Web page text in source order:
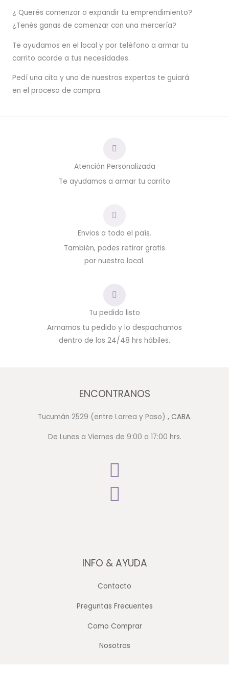
¿ Querés comenzar o expandir tu emprendimiento?
¿Tenés ganas de comenzar con una mercería?
Te ayudamos en el local y por teléfono a armar tu
carrito acorde a tus necesidades.
Pedí una cita y uno de nuestros expertos te guiará
en el proceso de compra.
Atención Personalizada
Te ayudamos a armar tu carrito
Envios a todo el país.
También, podes retirar gratis
por nuestro local.
Tu pedido listo
Armamos tu pedido y lo despachamos
dentro de las 24/48 hrs hábiles.
ENCONTRANOS
Tucumán 2529 (entre Larrea y Paso) , CABA.
De Lunes a Viernes de 9:00 a 17:00 hrs.
INFO & AYUDA
Contacto
Preguntas Frecuentes
Como Comprar
Nosotros